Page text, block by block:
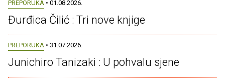
PREPORUKA • 01.08.2026.
Đurđica Čilić : Tri nove knjige
PREPORUKA • 31.07.2026.
Junichiro Tanizaki : U pohvalu sjene